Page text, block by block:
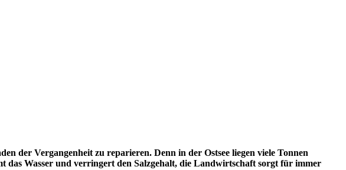
der Vergangenheit zu reparieren. Denn in der Ostsee liegen viele Tonnen
Wasser und verringert den Salzgehalt, die Landwirtschaft sorgt für immer